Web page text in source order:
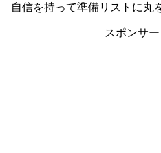
自信を持って準備リストに丸
スポンサ